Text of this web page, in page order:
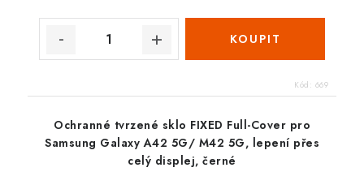
Kód: 669
Ochranné tvrzené sklo FIXED Full-Cover pro
Samsung Galaxy A42 5G/ M42 5G, lepení přes
celý displej, černé